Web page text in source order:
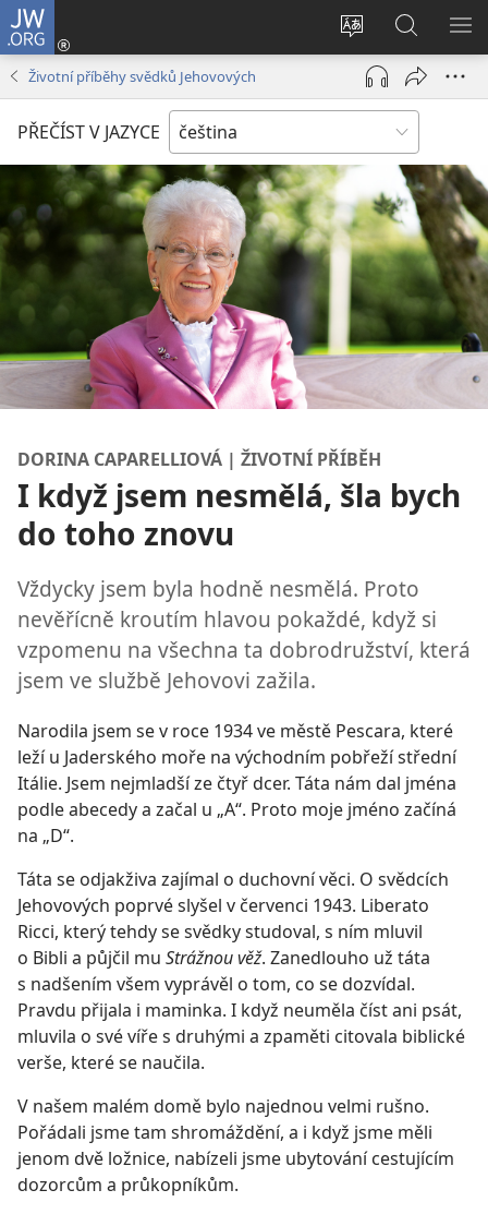
JW.ORG
Změnit
jazyk
stránek
Přihlásit
se
(otevřeno
okno)
Hledat
na
JW.ORG
Životní příběhy svědků Jehovových
PŘEČÍST V JAZYCE
DORINA CAPARELLIOVÁ | ŽIVOTNÍ PŘÍBĚH
I když jsem nesmělá, šla bych
do toho znovu
Vždycky jsem byla hodně nesmělá. Proto
nevěřícně kroutím hlavou pokaždé, když si
vzpomenu na všechna ta dobrodružství, která
jsem ve službě Jehovovi zažila.
Narodila jsem se v roce 1934 ve městě Pescara, které
leží u Jaderského moře na východním pobřeží střední
Itálie. Jsem nejmladší ze čtyř dcer. Táta nám dal jména
podle abecedy a začal u „A“. Proto moje jméno začíná
na „D“.
Táta se odjakživa zajímal o duchovní věci. O svědcích
Jehovových poprvé slyšel v červenci 1943. Liberato
Ricci, který tehdy se svědky studoval, s ním mluvil
o Bibli a půjčil mu Strážnou věž. Zanedlouho už táta
s nadšením všem vyprávěl o tom, co se dozvídal.
Pravdu přijala i maminka. I když neuměla číst ani psát,
mluvila o své víře s druhými a zpaměti citovala biblické
verše, které se naučila.
V našem malém domě bylo najednou velmi rušno.
Pořádali jsme tam shromáždění, a i když jsme měli
jenom dvě ložnice, nabízeli jsme ubytování cestujícím
dozorcům a průkopníkům.